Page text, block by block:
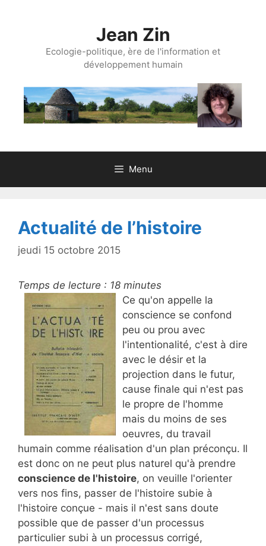
Jean Zin
Ecologie-politique, ère de l'information et
développement humain
Menu
Actualité de l’histoire
jeudi 15 octobre 2015
Temps de lecture : 18 minutes
Ce qu'on appelle la
conscience se confond
peu ou prou avec
l'intentionalité, c'est à dire
avec le désir et la
projection dans le futur,
cause finale qui n'est pas
le propre de l'homme
mais du moins de ses
oeuvres, du travail
humain comme réalisation d'un plan préconçu. Il
est donc on ne peut plus naturel qu'à prendre
conscience de l'histoire, on veuille l'orienter
vers nos fins, passer de l'histoire subie à
l'histoire conçue - mais il n'est sans doute
possible que de passer d'un processus
particulier subi à un processus corrigé,